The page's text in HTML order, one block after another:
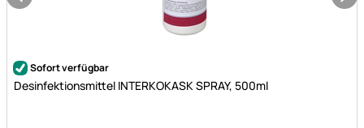
Noch keine Bewertungen abgegeben
Sofort verfügbar
Desinfektionsmittel INTERKOKASK SPRAY, 500ml